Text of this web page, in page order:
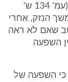
עיכוב בגידול. הם דיברו על צימוח חדש" (עמ' 134 ש'
הנזק, אחרי
חושב שאם לא ראה
השפעה
כי השפעה של